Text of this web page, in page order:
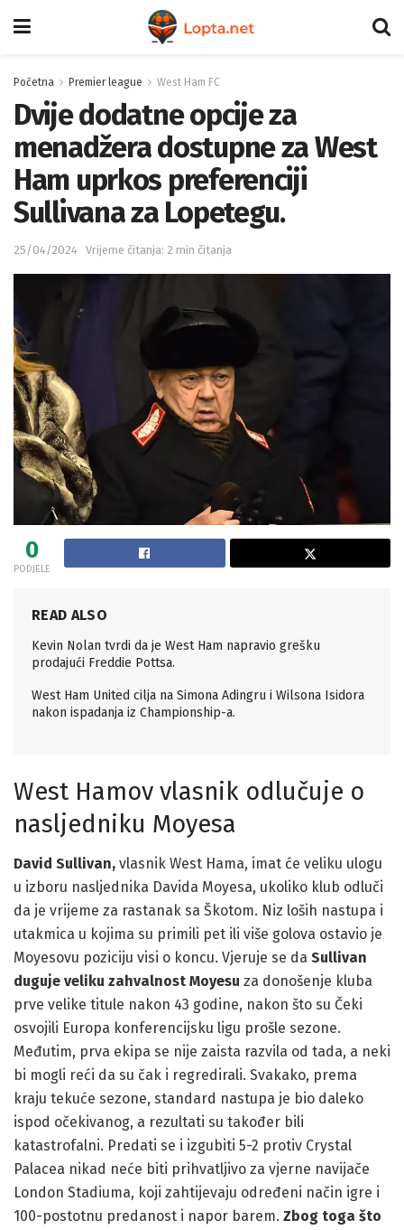
Početna Premier league West Ham FC
Dvije dodatne opcije za
menadžera dostupne za West
Ham uprkos preferenciji
Sullivana za Lopetegu.
25/04/2024 Vrijeme čitanja: 2 min čitanja
0
PODJELE
READ ALSO
Kevin Nolan tvrdi da je West Ham napravio grešku
prodajući Freddie Pottsa.
West Ham United cilja na Simona Adingru i Wilsona Isidora
nakon ispadanja iz Championship-a.
West Hamov vlasnik odlučuje o
nasljedniku Moyesa
David Sullivan, vlasnik West Hama, imat će veliku ulogu
u izboru nasljednika Davida Moyesa, ukoliko klub odluči
da je vrijeme za rastanak sa Škotom. Niz loših nastupa i
utakmica u kojima su primili pet ili više golova ostavio je
Moyesovu poziciju visi o koncu. Vjeruje se da Sullivan
duguje veliku zahvalnost Moyesu za donošenje kluba
prve velike titule nakon 43 godine, nakon što su Čeki
osvojili Europa konferencijsku ligu prošle sezone.
Međutim, prva ekipa se nije zaista razvila od tada, a neki
bi mogli reći da su čak i regredirali. Svakako, prema
kraju tekuće sezone, standard nastupa je bio daleko
ispod očekivanog, a rezultati su također bili
katastrofalni. Predati se i izgubiti 5-2 protiv Crystal
Palacea nikad neće biti prihvatljivo za vjerne navijače
London Stadiuma, koji zahtijevaju određeni način igre i
100-postotnu predanost i napor barem. Zbog toga što